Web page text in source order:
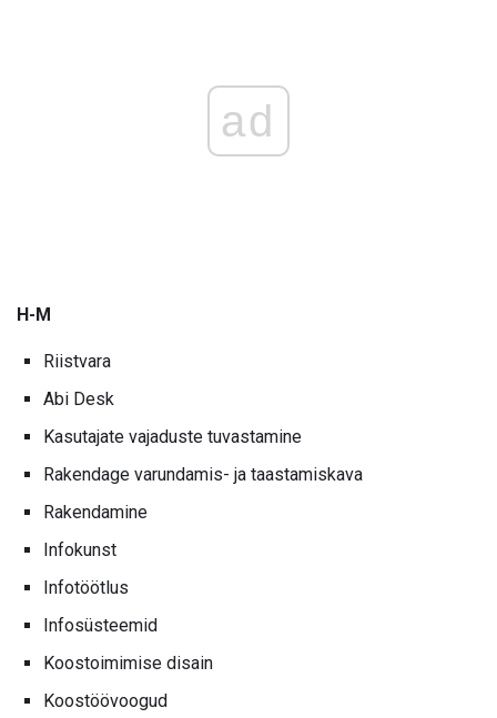
ad
H-M
Riistvara
Abi Desk
Kasutajate vajaduste tuvastamine
Rakendage varundamis- ja taastamiskava
Rakendamine
Infokunst
Infotöötlus
Infosüsteemid
Koostoimimise disain
Koostöövoogud